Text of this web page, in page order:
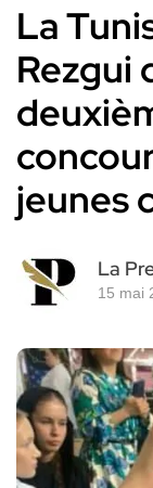
La
Rezgui
jeunes
La
15 mai